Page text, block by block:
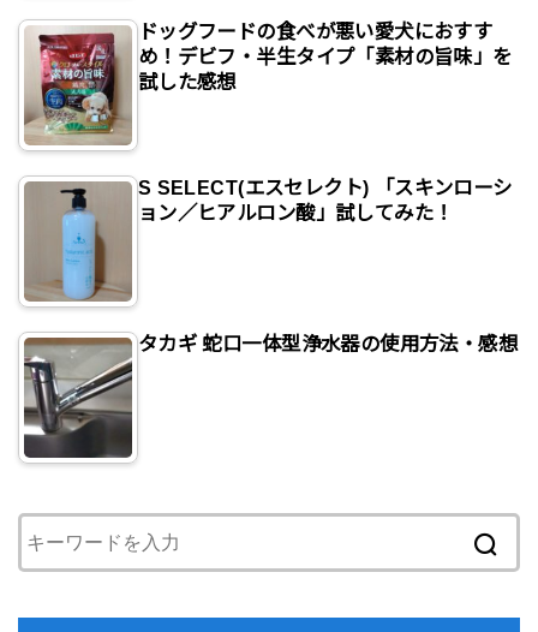
ドッグフードの食べが悪い愛犬におすす
め！デビフ・半生タイプ「素材の旨味」を
試した感想
S SELECT(エスセレクト) 「スキンローシ
ョン／ヒアルロン酸」試してみた！
タカギ 蛇口一体型浄水器の使用方法・感想